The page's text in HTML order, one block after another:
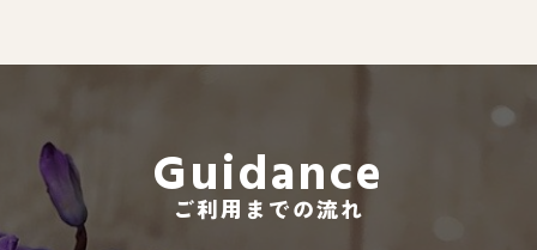
Instagram 事業所紹介動画
CEO BLOG
オールピース代表の部屋Guidance
ご利用までの流れ